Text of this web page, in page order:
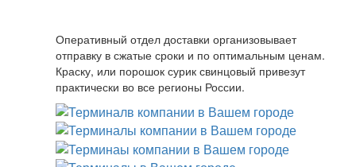
Оперативный отдел доставки организовывает
отправку в сжатые сроки и по оптимальным ценам.
Краску, или порошок сурик свинцовый привезут
практически во все регионы России.